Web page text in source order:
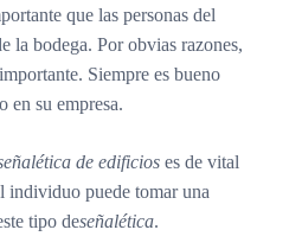
que las personas del
la bodega. Por obvias razones,
Siempre es bueno
en su empresa.
de edificioses de vital
individuo puede tomar una
tipo deseñalética.